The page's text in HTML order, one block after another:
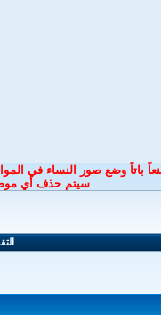
باتاً وضع صور النساء في
سيتم حذف أي